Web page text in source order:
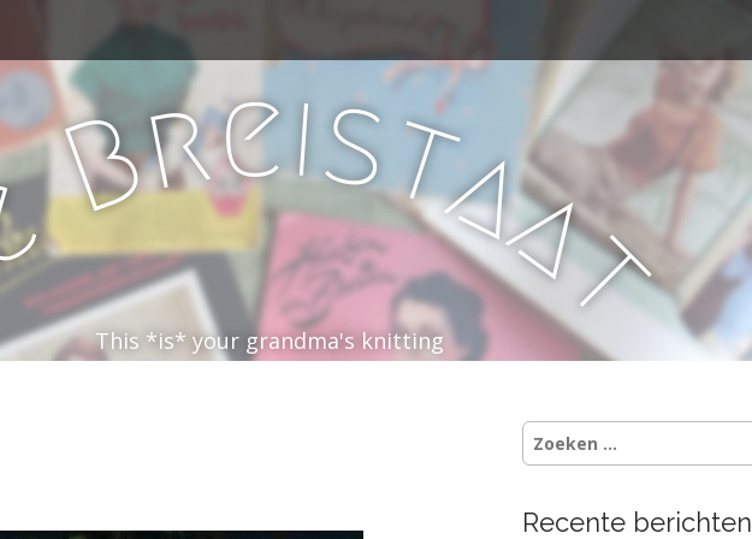
Breista
a
t
This *is* your grandma's knitting
Zoeken
naar:
Recente berichten